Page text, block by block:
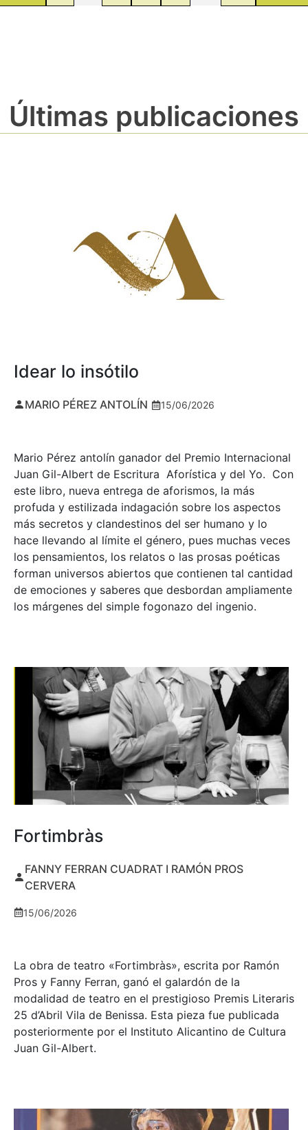
Últimas publicaciones
Idear lo insótilo
MARIO PÉREZ ANTOLÍN 15/06/2026
Mario Pérez antolín ganador del Premio Internacional
Juan Gil-Albert de Escritura Aforística y del Yo. Con
este libro, nueva entrega de aforismos, la más
profuda y estilizada indagación sobre los aspectos
más secretos y clandestinos del ser humano y lo
hace llevando al límite el género, pues muchas veces
los pensamientos, los relatos o las prosas poéticas
forman universos abiertos que contienen tal cantidad
de emociones y saberes que desbordan ampliamente
los márgenes del simple fogonazo del ingenio.
Fortimbràs
FANNY FERRAN CUADRAT I RAMÓN PROS
CERVERA
15/06/2026
La obra de teatro «Fortimbràs», escrita por Ramón
Pros y Fanny Ferran, ganó el galardón de la
modalidad de teatro en el prestigioso Premis Literaris
25 d’Abril Vila de Benissa. Esta pieza fue publicada
posteriormente por el Instituto Alicantino de Cultura
Juan Gil-Albert.